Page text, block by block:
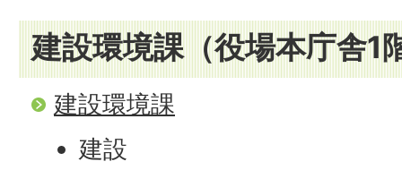
建設環境課（役場本庁舎1
建設環境課
建設